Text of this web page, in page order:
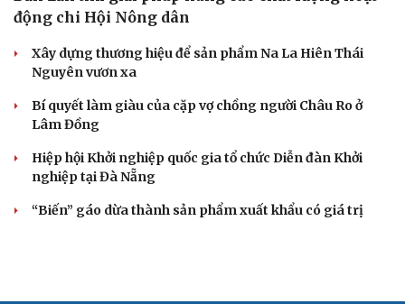
BẤT ĐỘNG SẢN
Genera by The Solia: Tâm điểm đón xu hướng
Mục tiêu 114 dự án: Hà Nội sẽ tháo gỡ điểm nghẽn nhà ở
xã hội ra sao?
TP.HCM rà soát 16 khu đất xây dựng nhà lưu trú công
nhân